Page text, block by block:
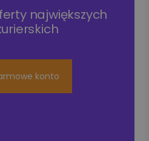
największych
konto